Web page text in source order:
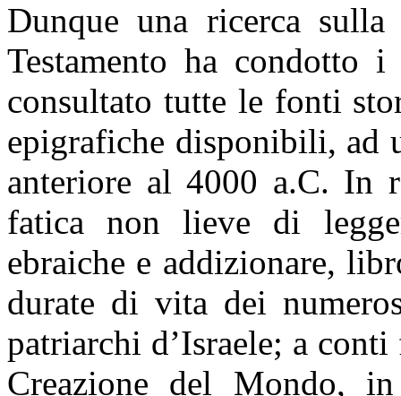
Dunque una ricerca
Testamento ha condotto
consultato tutte le fonti
epigrafiche disponibili, ad
anteriore al 4000 a.C. In
fatica non lieve di
ebraiche e addizionare,
durate di vita dei
patriarchi d’Israele; a
Creazione del Mondo,